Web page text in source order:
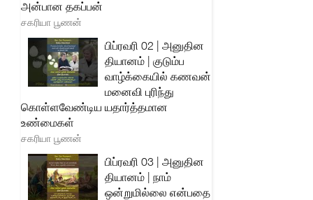
அன்பான தகப்பன்
சகரியா பூணன்
பிப்ரவரி 02 | அனுதின
தியானம் | குடும்ப
வாழ்க்கையில் கணவன்
மனைவி புரிந்து
கொள்ளவேண்டிய யதார்த்தமான
உண்மைகள்
சகரியா பூணன்
பிப்ரவரி 03 | அனுதின
தியானம் | நாம்
ஒன்றுமில்லை என்பதை